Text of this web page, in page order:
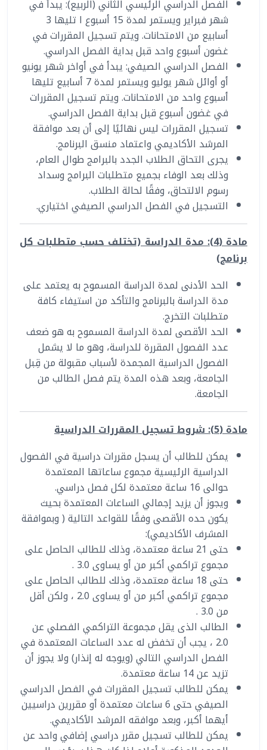
الفصل الدراسي الرئيسي الثاني (الربيع): يبدأ في
شهر فبراير ويستمر لمدة 15 أسبوع ا تليها 3
أسابيع من الامتحانات. ويتم تسجيل المقررات في
غضون أسبوع واحد قبل بداية الفصل الدراسي.
الفصل الدراسي الصيفي: يبدأ في أواخر شهر يونيو
أو أوائل شهر يوليو ويستمر لمدة 7 أسابيع تليها
أسبوع واحد من الامتحانات. ويتم تسجيل المقررات
في غضون أسبوع قبل بداية الفصل الدراسي.
تسجيل المقررات ليس نهائيًا إلى أن بعد موافقة
المرشد الأكاديمي واعتماد منسق البرنامج.
يجرى التحاق الطلاب الجدد بالبرامج طوال العام،
وذلك بعد الوفاء بجميع متطلبات البرامج وسداد
رسوم الالتحاق، وفقًا لحالة الطلاب.
التسجيل في الفصل الدراسي الصيفي اختياري.
مادة (4): مدة الدراسة (تختلف حسب متطلبات كل
برنامج)
الحد الأدنى لمدة الدراسة المسموح به يعتمد على
مدة الدراسة بالبرنامج والتأكد من استيفاء كافة
متطلبات التخرج.
الحد الأقصى لمدة الدراسة المسموح به هو ضعف
عدد الفصول المقررة للدراسة، وهو ما لا يشمل
الفصول الدراسية المجمدة لأسباب مقبولة من قِبل
الجامعة، وبعد هذه المدة يتم فصل الطالب من
الجامعة.
مادة (5): شروط تسجيل المقررات الدراسية
يمكن للطالب أن يسجل مقررات دراسية في الفصول
الدراسية الرئيسية مجموع ساعاتها المعتمدة
حوالى 16 ساعة معتمدة لكل فصل دراسي.
ويجوز أن يزيد إجمالي الساعات المعتمدة بحيث
يكون حده الأقصى وفقًا للقواعد التالية ( وبموافقة
المشرف الأكاديمي):
حتى 21 ساعة معتمدة، وذلك للطالب الحاصل على
مجموع تراكمي أكبر من أو يساوى 3.0 .
حتى 18 ساعة معتمدة، وذلك للطالب الحاصل على
مجموع تراكمي أكبر من أو يساوى 2.0 ، ولكن أقل
من 3.0 .
الطالب الذى يقل مجموعة التراكمي الفصلي عن
2.0 ، يجب أن تخفض له عدد الساعات المعتمدة في
الفصل الدراسي التالي (ويوجه له إنذار) ولا يجوز أن
تزيد عن 14 ساعة معتمدة.
يمكن للطالب تسجيل المقررات في الفصل الدراسي
الصيفي حتى 6 ساعات معتمدة أو مقررين دراسيين
أيهما أكبر، وبعد موافقه المرشد الأكاديمي.
يمكن للطالب تسجيل مقرر دراسي إضافي واحد عن